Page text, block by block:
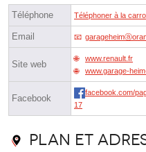
Téléphone Téléphoner à la
Email
Site web
www.renault.fr
www.garage-
Facebook
facebook.com/
17
Plan et